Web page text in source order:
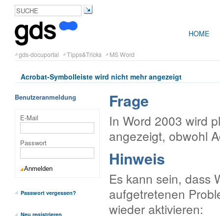
HOME
gds-docuportal Tipps&Tricks MS Word
Acrobat-Symbolleiste wird nicht mehr angezeigt
Benutzeranmeldung
E-Mail
Passwort
Passwort vergessen?
Neu registrieren
Frage
In Word 2003 wird
angezeigt, obwohl
Hinweis
Es kann sein, dass
aufgetretenen
wieder aktivieren: